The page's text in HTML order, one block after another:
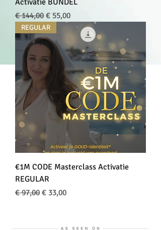
Activatie BUNDEL
Normale prijs
€ 144,00 Verkoopprijs
€ 55,00
REGULAR
€1M CODE Masterclass Activatie
REGULAR
Normale prijs
€ 97,00 Verkoopprijs
€ 33,00